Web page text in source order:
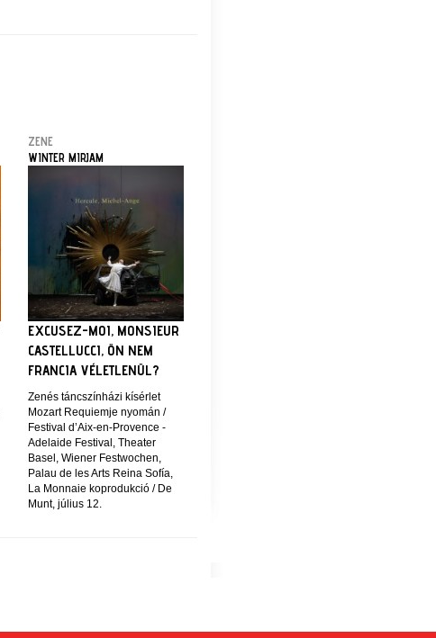
ZENE
WINTER MIRJAM
EXCUSEZ-MOI, MONSIEUR
CASTELLUCCI, ÖN NEM
FRANCIA VÉLETLENÜL?
Zenés táncszínházi kísérlet
Mozart Requiemje nyomán /
Festival d’Aix-en-Provence -
Adelaide Festival, Theater
Basel, Wiener Festwochen,
Palau de les Arts Reina Sofía,
La Monnaie koprodukció / De
Munt, július 12.